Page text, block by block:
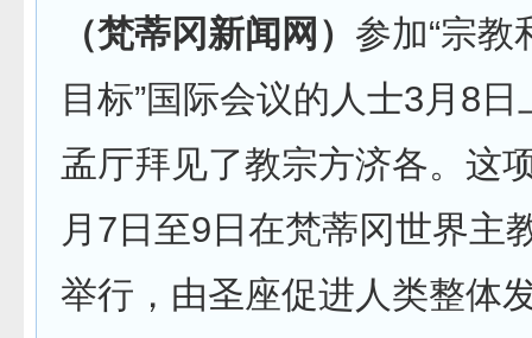
（梵蒂冈新闻网） 参加“宗教
目标”国际会议的人士3月8
孟厅拜见了教宗方济各。这
月7日至9日在梵蒂冈世界主
举行，由圣座促进人类整体